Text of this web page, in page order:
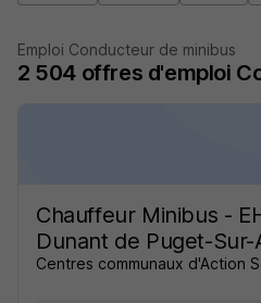
Emploi Conducteur de minibus
2 504 offres d'emploi
Chauffeur Minibus -
Dunant de Puget-Sur-
Centres communaux d'Action